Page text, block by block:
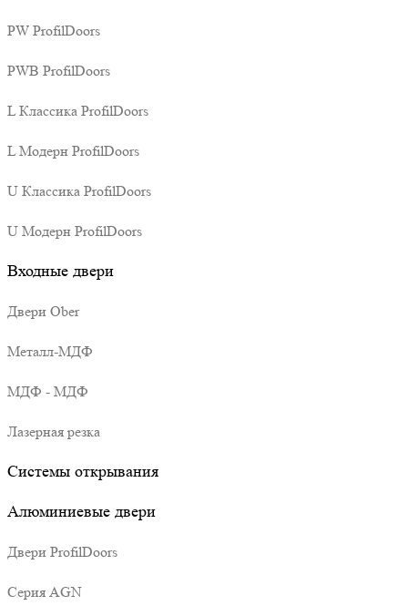
PW ProfilDoors
PWB ProfilDoors
L Классика ProfilDoors
L Модерн ProfilDoors
U Классика ProfilDoors
U Модерн ProfilDoors
Входные двери
Двери Ober
Металл-МДФ
МДФ - МДФ
Лазерная резка
Системы открывания
Алюминиевые двери
Двери ProfilDoors
Серия AGN